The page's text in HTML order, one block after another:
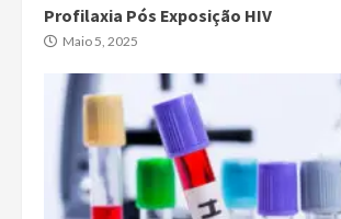
Profilaxia Pós Exposição HIV
Maio 5, 2025